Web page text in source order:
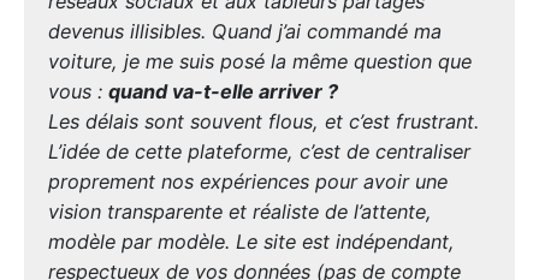
devenus illisibles. Quand j’ai commandé ma
voiture, je me suis posé la même question que
vous : quand va-t-elle arriver ?
Les délais sont souvent flous, et c’est frustrant.
L’idée de cette plateforme, c’est de centraliser
proprement nos expériences pour avoir une
vision transparente et réaliste de l’attente,
modèle par modèle. Le site est indépendant,
respectueux de vos données (pas de compte